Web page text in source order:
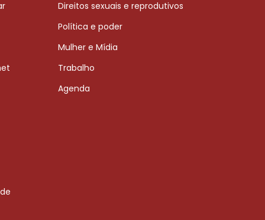
Direitos sexuais e reprodutivos
Política e poder
Mulher e Mídia
Trabalho
Agenda